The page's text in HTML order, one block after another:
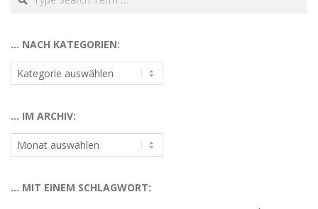
… NACH KATEGORIEN:
…
nach
… IM ARCHIV:
…
im
… MIT EINEM SCHLAGWORT: